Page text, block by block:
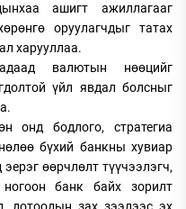
ашигт ажиллагааг
оруулагчдыг татах
харууллаа.
валютын нөөцийг
үйл явдал болсныг
онд бодлого, стратегиа
бүхий банкны хувиар
өөрчлөлт түүчээлэгч,
банк байх зорилт